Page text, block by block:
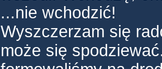
...nie wchodzić!
Wyszczerzam się
może się